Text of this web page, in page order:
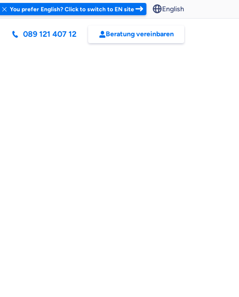
You prefer English? Click to switch to EN site English
089 121 407 12 Beratung vereinbaren